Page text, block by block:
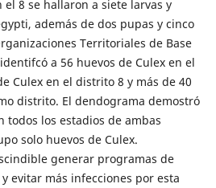
8 se hallaron a siete larvas y
además de dos pupas y cinco
Territoriales de Base
a 56 huevos de Culex en el
Culex en el distrito 8 y más de 40
distrito. El dendograma demostró
todos los estadios de ambas
solo huevos de Culex.
generar programas de
evitar más infecciones por esta